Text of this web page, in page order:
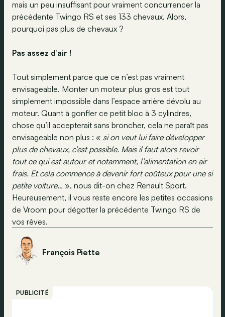
mais un peu insuffisant pour vraiment concurrencer la
précédente Twingo RS et ses 133 chevaux. Alors,
pourquoi pas plus de chevaux ?
Pas assez d’air !
Tout simplement parce que ce n’est pas vraiment
envisageable. Monter un moteur plus gros est tout
simplement impossible dans l’espace arrière dévolu au
moteur. Quant à gonfler ce petit bloc à 3 cylindres,
chose qu’il accepterait sans broncher, cela ne paraît pas
envisageable non plus : « si on veut lui faire développer
plus de chevaux, c’est possible. Mais il faut alors revoir
tout ce qui est autour et notamment, l’alimentation en air
frais. Et cela commence à devenir fort coûteux pour une si
petite voiture… », nous dit-on chez Renault Sport.
Heureusement, il vous reste encore les petites occasions
de Vroom pour dégotter la précédente Twingo RS de
vos rêves.
François Piette
PUBLICITÉ